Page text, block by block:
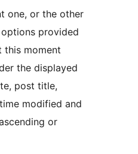
one, or the other
provided
this moment
the displayed
date, post title,
modified and
or